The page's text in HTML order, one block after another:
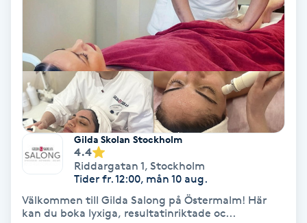
Klippning & Slingor
Klippning ungdom
Koppningsmassage
Kosmetisk tatuering
Gilda Skolan Stockholm
4.4
Riddargatan 1, Stockholm
Tider fr. 12:00, mån 10 aug.
Välkommen till Gilda Salong på Östermalm! Här
kan du boka lyxiga, resultatinriktade oc...